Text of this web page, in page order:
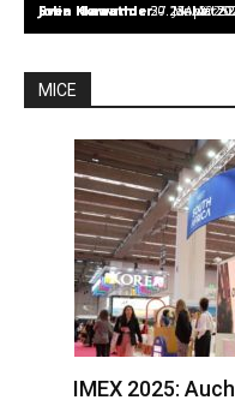
Sven Klawunder - 1. April
Sven Klawunder - 25. März
Sven Klawunder - 23. März
Julia Horvath - 27. Mai 2025
Julia Horvath - 30. Januar
MICE
IMEX 2025: